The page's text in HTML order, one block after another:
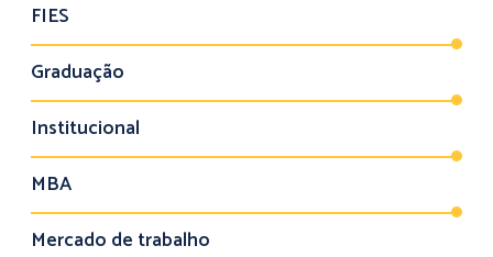
FIES
Graduação
Institucional
MBA
Mercado de trabalho